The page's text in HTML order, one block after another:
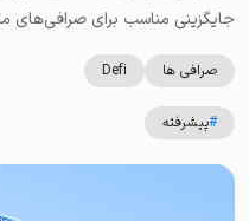
جایگزینی مناسب برای صرافی‌های
صرافی ها Defi
#پیشرفته